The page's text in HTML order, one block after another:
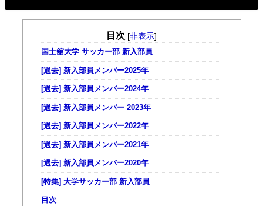
目次 [非表示]
国士舘大学 サッカー部 新入部員
[過去] 新入部員メンバー2025年
[過去] 新入部員メンバー2024年
[過去] 新入部員メンバー 2023年
[過去] 新入部員メンバー2022年
[過去] 新入部員メンバー2021年
[過去] 新入部員メンバー2020年
[特集] 大学サッカー部 新入部員
目次